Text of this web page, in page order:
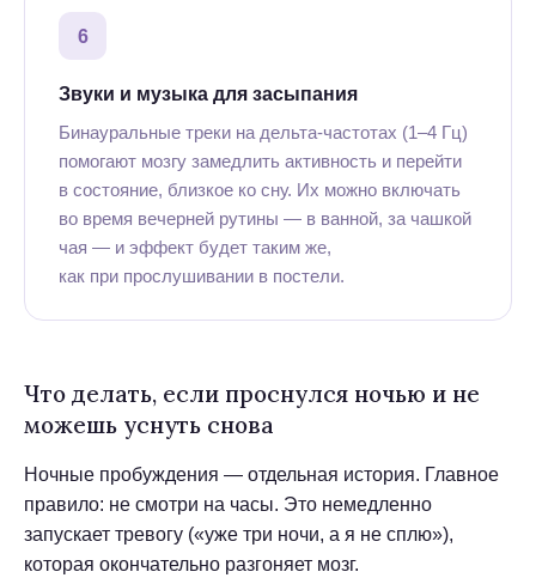
6
Звуки и музыка для засыпания
Бинауральные треки на дельта-частотах (1–4 Гц)
помогают мозгу замедлить активность и перейти
в состояние, близкое ко сну. Их можно включать
во время вечерней рутины — в ванной, за чашкой
чая — и эффект будет таким же,
как при прослушивании в постели.
Что делать, если проснулся ночью и не
можешь уснуть снова
Ночные пробуждения — отдельная история. Главное
правило: не смотри на часы. Это немедленно
запускает тревогу («уже три ночи, а я не сплю»),
которая окончательно разгоняет мозг.